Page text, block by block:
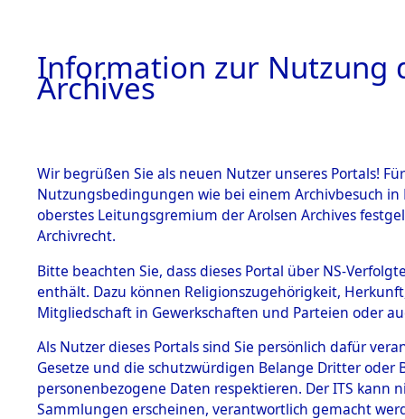
BESTÄNDE
1.
mente
5. Verschiedenes
5.3
Todesmärsche
Information zur Nutzung
Archives
Wir begrüßen Sie als neuen Nutzer unseres Portals!
Nutzungsbedingungen wie bei einem Archivbesuch
oberstes Leitungsgremium der Arolsen Archives
Archivrecht.
Bitte beachten Sie, dass dieses Portal über NS-
enthält. Dazu können Religionszugehörigkeit,
Mitgliedschaft in Gewerkschaften und Parteien oder
Als Nutzer dieses Portals sind Sie persönlich dafür
Gesetze und die schutzwürdigen Belange Dritter
personenbezogene Daten respektieren. Der ITS
Sammlungen erscheinen, verantwortlich gemacht